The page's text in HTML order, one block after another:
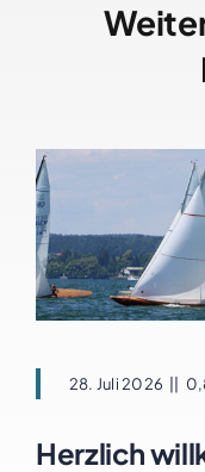
28. Juli 2026
Herzlich